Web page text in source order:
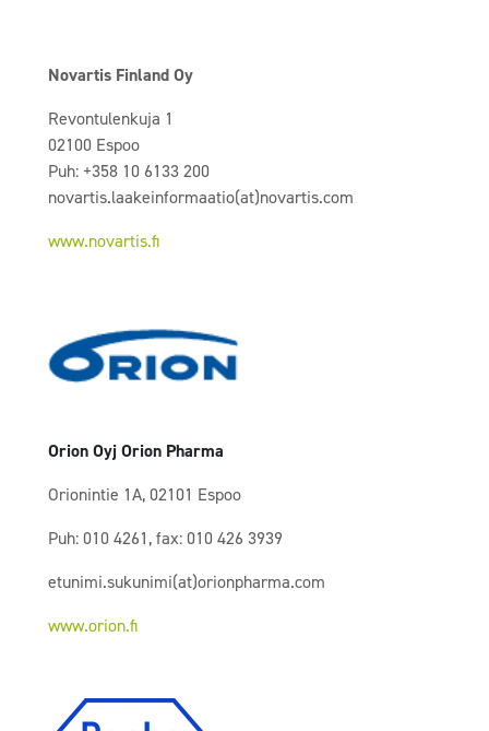
Novartis Finland Oy
Revontulenkuja 1
02100 Espoo
Puh: +358 10 6133 200
novartis.laakeinformaatio(at)novartis.com
www.novartis.fi
Orion Oyj Orion Pharma
Orionintie 1A, 02101 Espoo
Puh: 010 4261, fax: 010 426 3939
etunimi.sukunimi(at)orionpharma.com
www.orion.fi